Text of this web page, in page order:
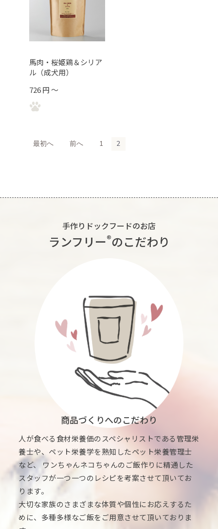
馬肉・桜姫鶏＆シリア
ル（成犬用）
726 円 ～
最初へ 前へ 1 2
手作りドックフードのお店
ランフリー®︎のこだわり
商品づくりへのこだわり
人が食べる食材栄養価のスペシャリストである管理栄
養士や、ペット栄養学を熟知したペット栄養管理士
など、 ワンちゃんネコちゃんのご飯作りに精通した
スタッフが一つ一つのレシピを考案させて頂いてお
ります。
大切な家族のさまざまな体質や個性にお応えするた
めに、多種多様なご飯をご用意させて頂いておりま